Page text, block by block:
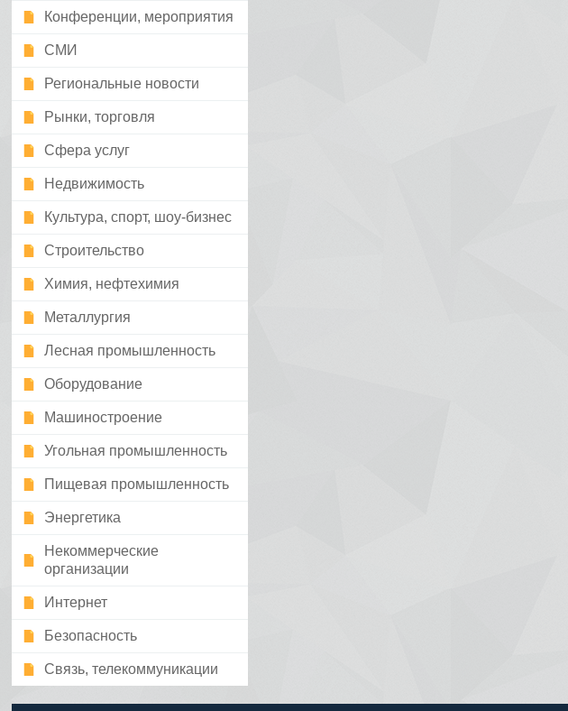
Конференции, мероприятия
СМИ
Региональные новости
Рынки, торговля
Сфера услуг
Недвижимость
Культура, спорт, шоу-бизнес
Строительство
Химия, нефтехимия
Металлургия
Лесная промышленность
Оборудование
Машиностроение
Угольная промышленность
Пищевая промышленность
Энергетика
Некоммерческие
организации
Интернет
Безопасность
Связь, телекоммуникации